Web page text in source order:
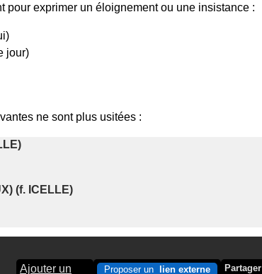
pour exprimer un éloignement ou une insistance :
jour)
ne sont plus usitées :
)
) (f. ICELLE)
Ajouter un Proposer un lien externe Partager